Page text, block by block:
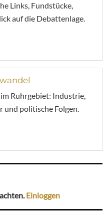
Links, Fundstücke,
auf die Debattenlage.
Ruhrgebiet: Industrie,
und politische Folgen.
Einloggen